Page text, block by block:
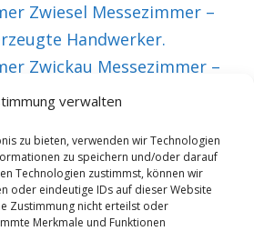
verwalten
zu bieten, verwenden wir Technologien
zu speichern und/oder darauf
Technologien zustimmst, können wir
oder eindeutige IDs auf dieser Website
Zustimmung nicht erteilst oder
Merkmale und Funktionen
Zwiesel Messezimmer –
Handwerker.
Zwickau Messezimmer –
Montagearbeiter.
NÄCHSTER ARTIKEL
Monteurzimmer
Langenburg steht